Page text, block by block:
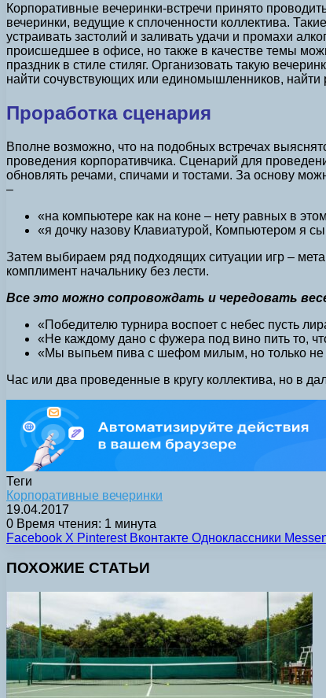
Корпоративные вечеринки-встречи принято
вечеринки, ведущие к сплоченности коллектива.
устраивать застолий и заливать удачи и промахи
происшедшее в офисе, но также в качестве темы
праздник в стиле стиляг. Организовать такую
найти сочувствующих или единомышленников,
Проработка сценария
Вполне возможно, что на подобных встречах
проведения корпоративчика. Сценарий для
обновлять речами, спичами и тостами. За основу
–
«на компьютере как на коне – нету равных в
«я дочку назову Клавиатурой, Компьютером я
Затем выбираем ряд подходящих ситуации игр –
комплимент начальнику без лести.
Все это можно сопровождать и чередовать
«Победителю турнира воспоет с небес пусть
«Не каждому дано с фужера под вино пить то,
«Мы выпьем пива с шефом милым, но только не
Час или два проведенные в кругу коллектива, но в
Теги
Корпоративные вечеринки
19.04.2017
0 Время чтения: 1 минута
Facebook X Pinterest Вконтакте Одноклассники
ПОХОЖИЕ СТАТЬИ